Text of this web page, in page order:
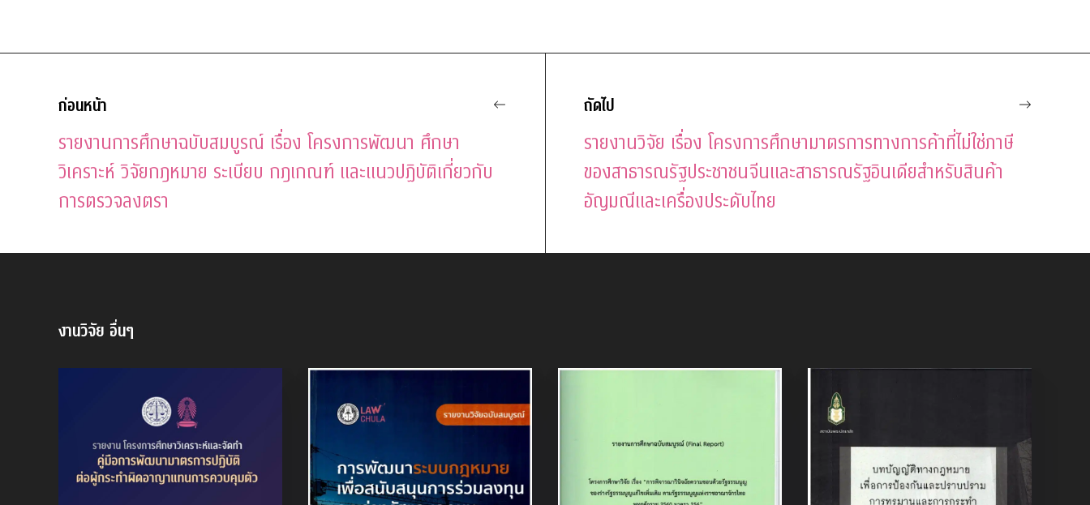
ก่อนหน้า
รายงานการศึกษาฉบับสมบูรณ์ เรื่อง โครงการพัฒนา ศึกษา
วิเคราะห์ วิจัยกฎหมาย ระเบียบ กฎเกณฑ์ และแนวปฏิบัติเกี่ยวกับ
การตรวจลงตรา
ถัดไป
รายงานวิจัย เรื่อง โครงการศึกษามาตรการทางการค้าที่ไม่ใช่ภาษี
ของสาธารณรัฐประชาชนจีนและสาธารณรัฐอินเดียสำหรับสินค้า
อัญมณีและเครื่องประดับไทย
งานวิจัย อื่นๆ